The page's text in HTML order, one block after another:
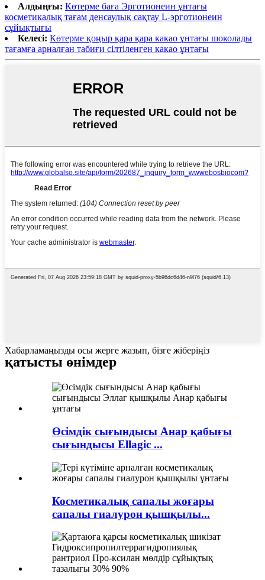
Алдыңғы: Көтерме баға Эрготионеин ұнтағы
косметикалық тағам денсаулық сақтау L-эрготионеин
сұйықтығы
Келесі: Көтерме қоңыр қара қара какао ұнтағы шоколады
тағамға арналған табиғи сілтіленген какао ұнтағы
Хабарламаңызды осы жерге жазып, бізге жіберіңіз
қатысты өнімдер
Өсімдік сығындысы Анар қабығы
сығындысы Ellagic ...
Косметикалық сапалы жоғары
сапалы гиалурон қышқылы...